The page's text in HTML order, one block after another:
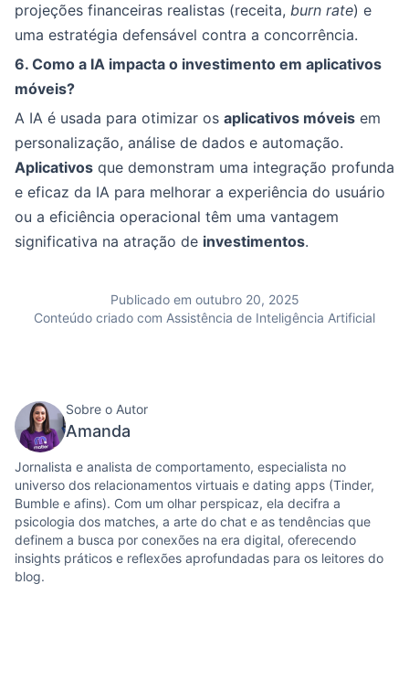
projeções financeiras realistas (receita, burn rate) e
uma estratégia defensável contra a concorrência.
6. Como a IA impacta o investimento em aplicativos
móveis?
A IA é usada para otimizar os aplicativos móveis em
personalização, análise de dados e automação.
Aplicativos que demonstram uma integração profunda
e eficaz da IA para melhorar a experiência do usuário
ou a eficiência operacional têm uma vantagem
significativa na atração de investimentos.
Publicado em outubro 20, 2025
Conteúdo criado com Assistência de Inteligência Artificial
Sobre o Autor
Amanda
Jornalista e analista de comportamento, especialista no
universo dos relacionamentos virtuais e dating apps (Tinder,
Bumble e afins). Com um olhar perspicaz, ela decifra a
psicologia dos matches, a arte do chat e as tendências que
definem a busca por conexões na era digital, oferecendo
insights práticos e reflexões aprofundadas para os leitores do
blog.